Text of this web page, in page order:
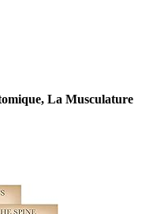
La Musculature